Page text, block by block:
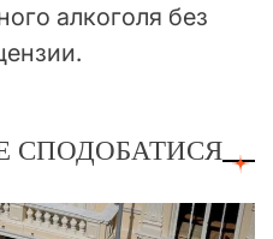
алкоголя без